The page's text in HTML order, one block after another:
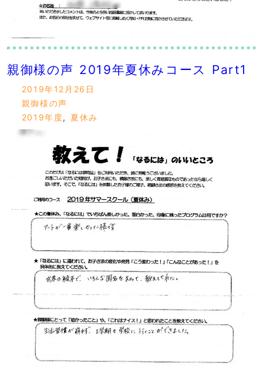
親御様の声 2019年夏休みコース Part1
2019年12月26日
親御様の声
2019年度, 夏休み